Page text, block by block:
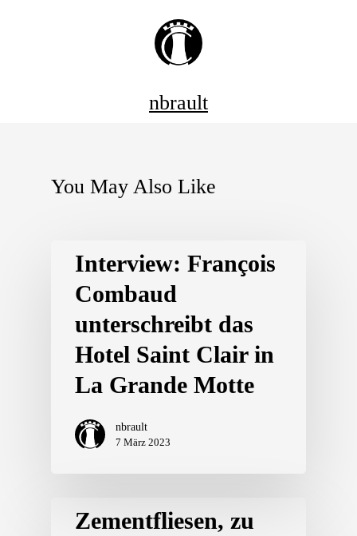
nbrault
You May Also Like
Interview: François
Combaud
unterschreibt das
Hotel Saint Clair in
La Grande Motte
nbrault
7 März 2023
Zementfliesen, zu